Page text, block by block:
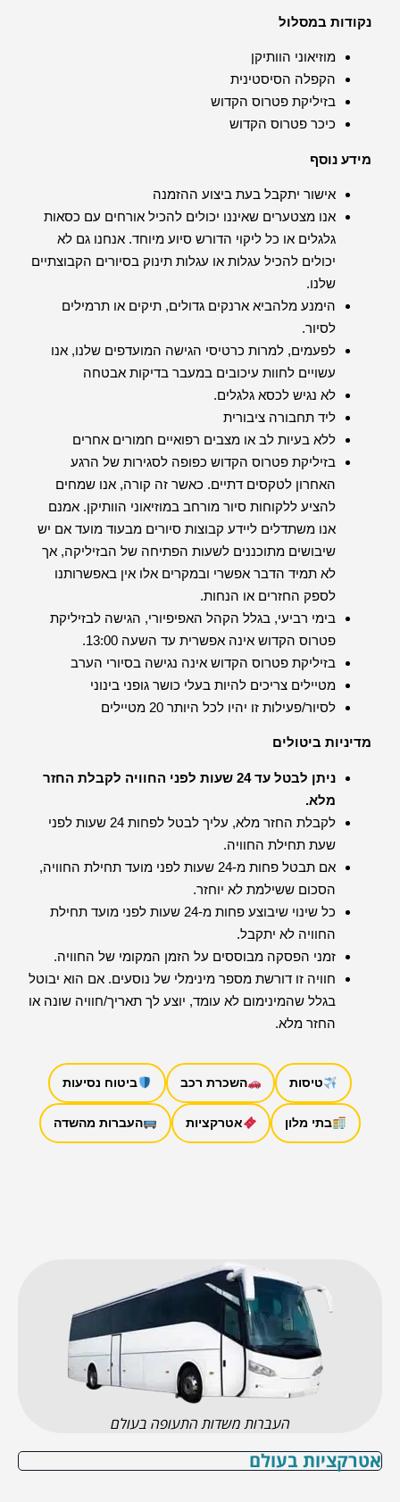
נקודות במסלול
מוזיאוני הוותיקן
הקפלה הסיסטינית
בזיליקת פטרוס הקדוש
כיכר פטרוס הקדוש
מידע נוסף
אישור יתקבל בעת ביצוע ההזמנה
אנו מצטערים שאיננו יכולים להכיל אורחים עם כסאות
גלגלים או כל ליקוי הדורש סיוע מיוחד. אנחנו גם לא
יכולים להכיל עגלות או עגלות תינוק בסיורים הקבוצתיים
שלנו.
הימנע מלהביא ארנקים גדולים, תיקים או תרמילים
לסיור.
לפעמים, למרות כרטיסי הגישה המועדפים שלנו, אנו
עשויים לחוות עיכובים במעבר בדיקות אבטחה
לא נגיש לכסא גלגלים.
ליד תחבורה ציבורית
ללא בעיות לב או מצבים רפואיים חמורים אחרים
בזיליקת פטרוס הקדוש כפופה לסגירות של הרגע
האחרון לטקסים דתיים. כאשר זה קורה, אנו שמחים
להציע ללקוחות סיור מורחב במוזיאוני הוותיקן. אמנם
אנו משתדלים ליידע קבוצות סיורים מבעוד מועד אם יש
שיבושים מתוכננים לשעות הפתיחה של הבזיליקה, אך
לא תמיד הדבר אפשרי ובמקרים אלו אין באפשרותנו
לספק החזרים או הנחות.
בימי רביעי, בגלל הקהל האפיפיורי, הגישה לבזיליקת
פטרוס הקדוש אינה אפשרית עד השעה 13:00.
בזיליקת פטרוס הקדוש אינה נגישה בסיורי הערב
מטיילים צריכים להיות בעלי כושר גופני בינוני
לסיור/פעילות זו יהיו לכל היותר 20 מטיילים
מדיניות ביטולים
ניתן לבטל עד 24 שעות לפני החוויה לקבלת החזר
מלא.
לקבלת החזר מלא, עליך לבטל לפחות 24 שעות לפני
שעת תחילת החוויה.
אם תבטל פחות מ-24 שעות לפני מועד תחילת החוויה,
הסכום ששילמת לא יוחזר.
כל שינוי שיבוצע פחות מ-24 שעות לפני מועד תחילת
החוויה לא יתקבל.
זמני הפסקה מבוססים על הזמן המקומי של החוויה.
חוויה זו דורשת מספר מינימלי של נוסעים. אם הוא יבוטל
בגלל שהמינימום לא עומד, יוצע לך תאריך/חוויה שונה או
החזר מלא.
טיסות השכרת רכב ביטוח נסיעות
בתי מלון אטרקציות העברות מהשדה
העברות משדות התעופה בעולם
אטרקציות בעולם